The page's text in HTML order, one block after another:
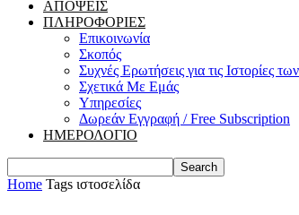
ΑΠΟΨΕΙΣ
ΠΛΗΡΟΦΟΡΙΕΣ
Επικοινωνία
Σκοπός
Συχνές Ερωτήσεις για τις Ιστορίες
Σχετικά Με Εμάς
Υπηρεσίες
Δωρεάν Εγγραφή / Free Subscription
ΗΜΕΡΟΛΟΓΙΟ
Home Tags ιστοσελίδα